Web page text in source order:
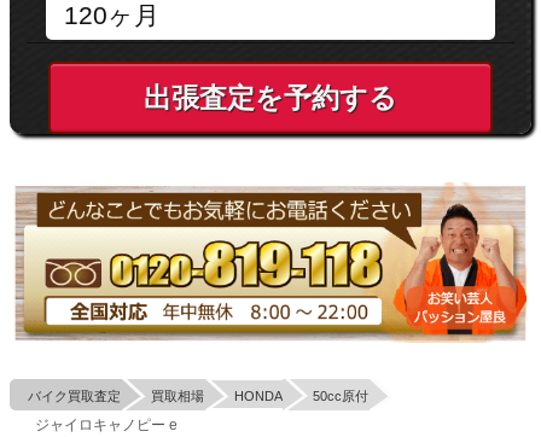
出張査定を予約する
バイク買取査定 買取相場 HONDA 50cc原付
ジャイロキャノピー e